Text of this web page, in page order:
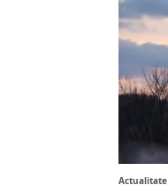
Actualitate